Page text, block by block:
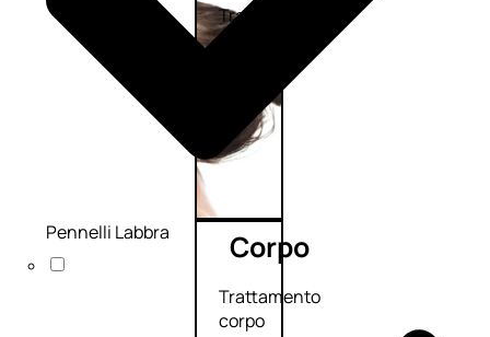
Trattamento
viso BB e CC
Corpo
Trattamento
corpo
Pennelli Labbra